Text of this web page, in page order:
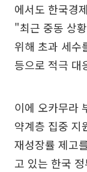
에서도 한국경
"최근 중동 상
위해 초과 세수
등으로 적극 대
이에 오카무라
약계층 집중 지
재성장률 제고
고 있는 한국